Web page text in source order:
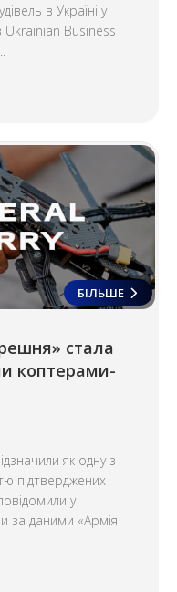
в Україні у
Business
БІЛЬШЕ
стала
коптерами-
як одну з
підтверджених
у
за даними «Армія